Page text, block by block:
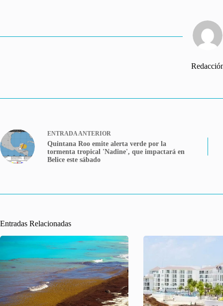
ENTRADAANTERIOR
Quintana Roo emite alerta verde por la
tormenta tropical 'Nadine', que impactará en
Belice este sábado
Entradas Relacionadas